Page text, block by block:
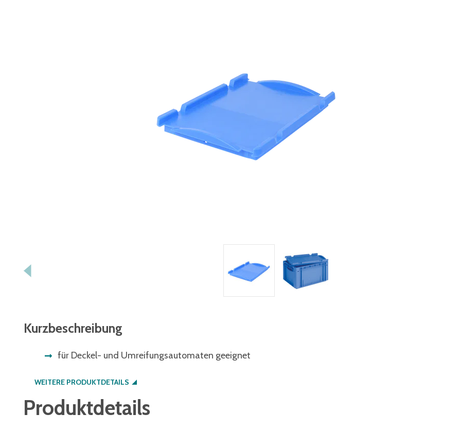
Kurzbeschreibung
für Deckel- und Umreifungsautomaten geeignet
WEITERE PRODUKTDETAILS
Produktdetails